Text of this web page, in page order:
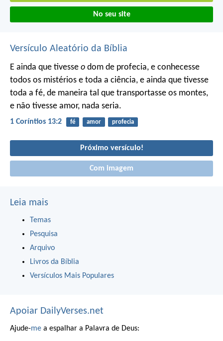
No seu site
Versículo Aleatório da Bíblia
E ainda que tivesse o dom de profecia, e conhecesse
todos os mistérios e toda a ciência, e ainda que tivesse
toda a fé, de maneira tal que transportasse os montes,
e não tivesse amor, nada seria.
1 Coríntios 13:2 fé amor profecia
Próximo versículo!
Com imagem
Leia mais
Temas
Pesquisa
Arquivo
Livros da Bíblia
Versículos Mais Populares
Apoiar DailyVerses.net
Ajude-me a espalhar a Palavra de Deus: